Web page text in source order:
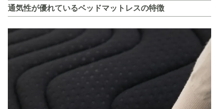
通気性が優れているベッドマットレスの特徴